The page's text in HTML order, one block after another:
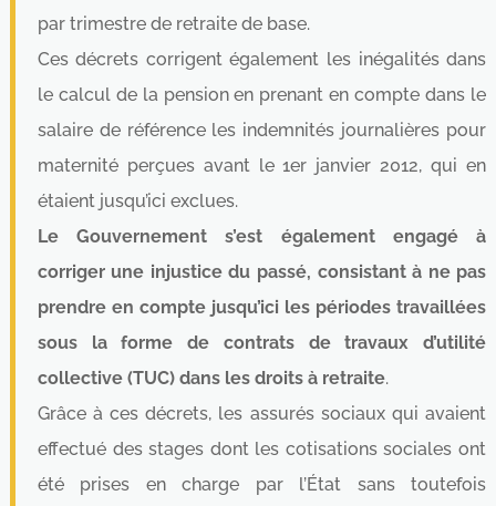
par trimestre de retraite de base.
Ces décrets corrigent également les inégalités dans
le calcul de la pension en prenant en compte dans le
salaire de référence les indemnités journalières pour
maternité perçues avant le 1er janvier 2012, qui en
étaient jusqu’ici exclues.
Le Gouvernement s’est également engagé à
corriger une injustice du passé, consistant à ne pas
prendre en compte jusqu’ici les périodes travaillées
sous la forme de contrats de travaux d’utilité
collective (TUC) dans les droits à retraite.
Grâce à ces décrets, les assurés sociaux qui avaient
effectué des stages dont les cotisations sociales ont
été prises en charge par l’État sans toutefois